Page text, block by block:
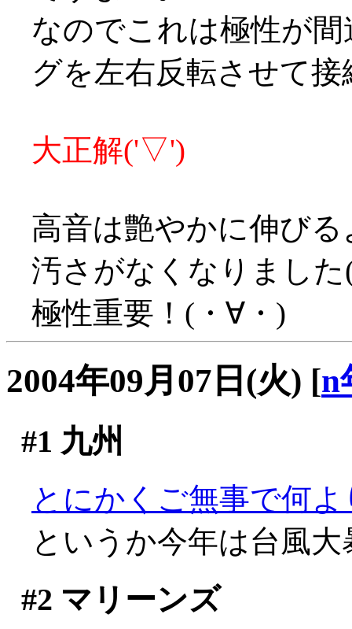
なのでこれは極性が
グを左右反転させて
大正解('▽')
高音は艶やかに伸び
汚さがなくなりまし
極性重要！(・∀・)
2004年09月07日(火) [n
#1 九州
とにかくご無事で何
というか今年は台風
#2 マリーンズ